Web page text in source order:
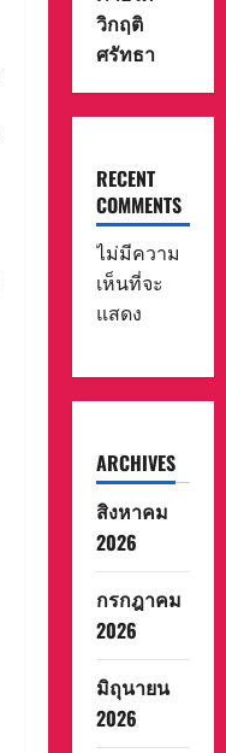
วิกฤติ
ศรัทธา
RECENT
COMMENTS
ไม่มีความ
เห็นที่จะ
แสดง
ARCHIVES
สิงหาคม
2026
กรกฎาคม
2026
มิถุนายน
2026